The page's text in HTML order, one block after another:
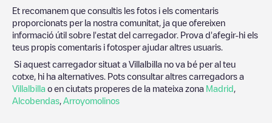
Et recomanem que consultis les fotos i els comentaris
proporcionats per la nostra comunitat, ja que ofereixen
informació útil sobre l'estat del carregador. Prova d'afegir-hi els
teus propis comentaris i fotosper ajudar altres usuaris.
Si aquest carregador situat a Villalbilla no va bé per al teu
cotxe, hi ha alternatives. Pots consultar altres carregadors a
Villalbilla o en ciutats properes de la mateixa zona Madrid
Alcobendas Arroyomolinos